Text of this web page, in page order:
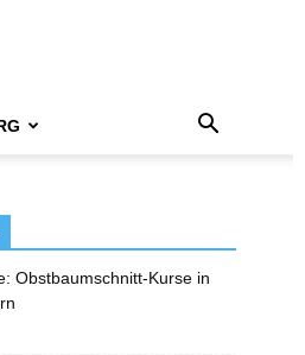
Obstbaumschnitt-Kurse in